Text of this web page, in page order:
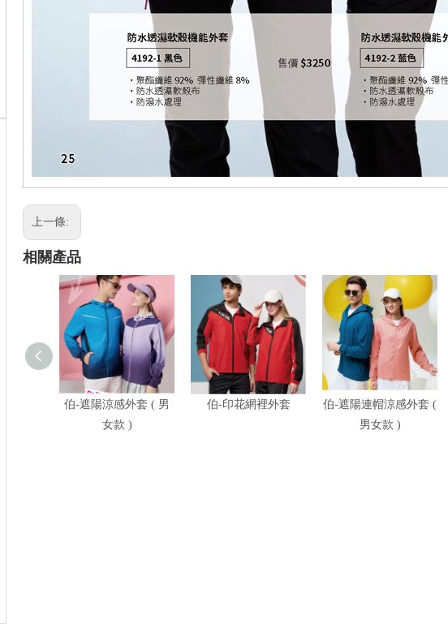
上一條:
相關產品
伯-遮陽涼感外套 ( 男
女款 )
伯-印花網裡外套
伯-遮陽連帽涼感外套 (
男女款 )